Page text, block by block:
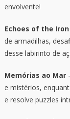
envolvente!
Echoes of the
de armadilhas,
desse labirinto de
Memórias ao Mar
e mistérios,
e resolve puzzles